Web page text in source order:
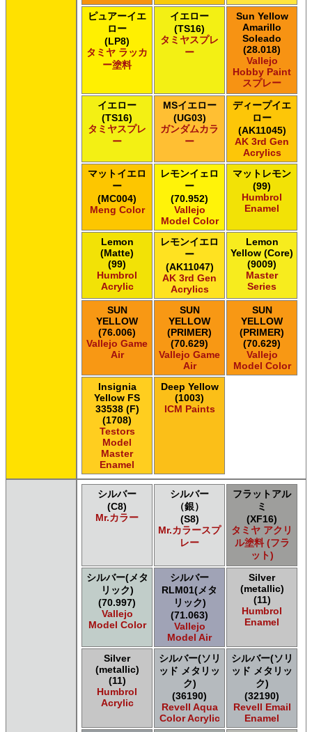
ピュアーイエ
ロー
(LP8)
タミヤ ラッカ
ー塗料
イエロー
(TS16)
タミヤスプレ
ー
Sun Yellow
Amarillo
Soleado
(28.018)
Vallejo
Hobby Paint
スプレー
イエロー
(TS16)
タミヤスプレ
ー
MSイエロー
(UG03)
ガンダムカラ
ー
ディープイエ
ロー
(AK11045)
AK 3rd Gen
Acrylics
マットイエロ
ー
(MC004)
Meng Color
レモンイェロ
ー
(70.952)
Vallejo
Model Color
マットレモン
(99)
Humbrol
Enamel
Lemon
(Matte)
(99)
Humbrol
Acrylic
レモンイエロ
ー
(AK11047)
AK 3rd Gen
Acrylics
Lemon
Yellow (Core)
(9009)
Master
Series
SUN
YELLOW
(76.006)
Vallejo Game
Air
SUN
YELLOW
(PRIMER)
(70.629)
Vallejo Game
Air
SUN
YELLOW
(PRIMER)
(70.629)
Vallejo
Model Color
Insignia
Yellow FS
33538 (F)
(1708)
Testors
Model
Master
Enamel
Deep Yellow
(1003)
ICM Paints
シルバー
(C8)
Mr.カラー
シルバー
（銀）
(S8)
Mr.カラースプ
レー
フラットアル
ミ
(XF16)
タミヤ アクリ
ル塗料 (フラ
ット)
シルバー(メタ
リック)
(70.997)
Vallejo
Model Color
シルバー
RLM01(メタ
リック)
(71.063)
Vallejo
Model Air
Silver
(metallic)
(11)
Humbrol
Enamel
Silver
(metallic)
(11)
Humbrol
Acrylic
シルバー(ソリ
ッド メタリッ
ク)
(36190)
Revell Aqua
Color Acrylic
シルバー(ソリ
ッド メタリッ
ク)
(32190)
Revell Email
Enamel